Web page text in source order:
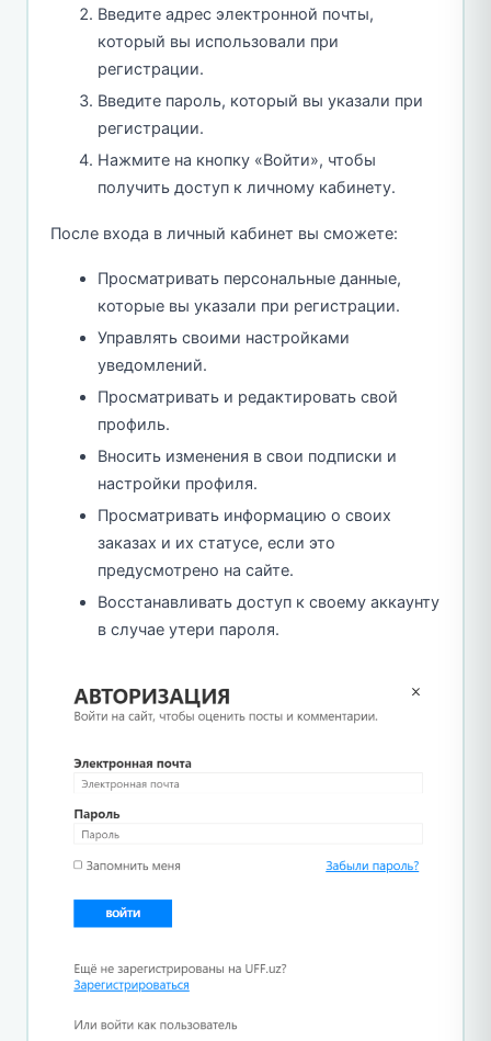
Введите адрес электронной почты,
который вы использовали при
регистрации.
Введите пароль, который вы указали при
регистрации.
Нажмите на кнопку «Войти», чтобы
получить доступ к личному кабинету.
После входа в личный кабинет вы сможете:
Просматривать персональные данные,
которые вы указали при регистрации.
Управлять своими настройками
уведомлений.
Просматривать и редактировать свой
профиль.
Вносить изменения в свои подписки и
настройки профиля.
Просматривать информацию о своих
заказах и их статусе, если это
предусмотрено на сайте.
Восстанавливать доступ к своему аккаунту
в случае утери пароля.